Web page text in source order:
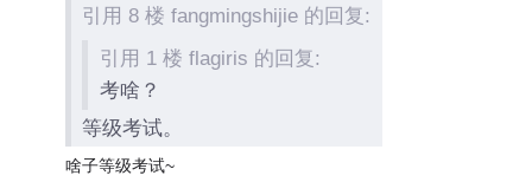
引用 8 楼 fangmingshijie 的回复:
引用 1 楼 flagiris 的回复:
考啥？
等级考试。
啥子等级考试~